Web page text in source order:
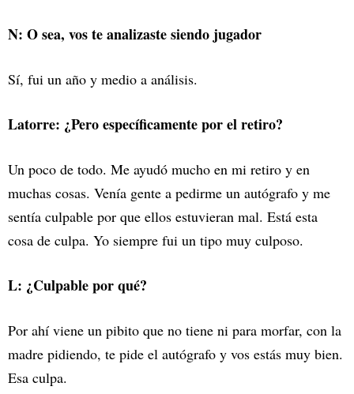
N: O sea, vos te analizaste siendo jugador
Sí, fui un año y medio a análisis.
Latorre: ¿Pero específicamente por el retiro?
Un poco de todo. Me ayudó mucho en mi retiro y en
muchas cosas. Venía gente a pedirme un autógrafo y me
sentía culpable por que ellos estuvieran mal. Está esta
cosa de culpa. Yo siempre fui un tipo muy culposo.
L: ¿Culpable por qué?
Por ahí viene un pibito que no tiene ni para morfar, con la
madre pidiendo, te pide el autógrafo y vos estás muy bien.
Esa culpa.